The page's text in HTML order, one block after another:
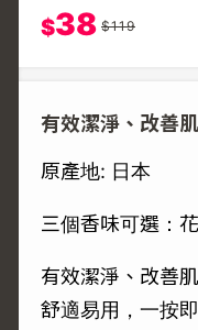
$38 $119
有效潔淨、改善
原產地: 日本
三個香味可選：
有效潔淨、改善
舒適易用，一按